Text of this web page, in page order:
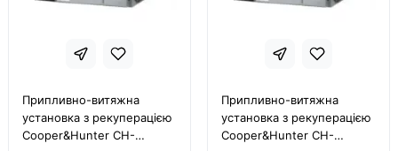
Припливно-витяжна
установка з рекуперацією
Cooper&Hunter CH-
Припливно-витяжна
установка з рекуперацією
Cooper&Hunter CH-